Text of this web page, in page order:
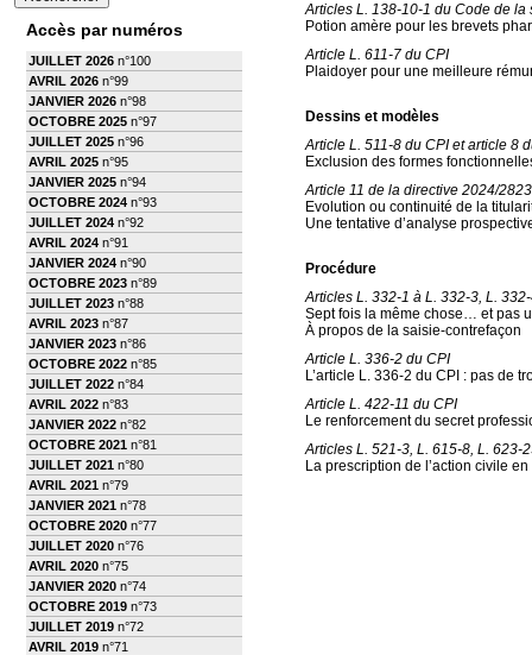
Accès par numéros
JUILLET 2026 n°100
AVRIL 2026 n°99
JANVIER 2026 n°98
OCTOBRE 2025 n°97
JUILLET 2025 n°96
AVRIL 2025 n°95
JANVIER 2025 n°94
OCTOBRE 2024 n°93
JUILLET 2024 n°92
AVRIL 2024 n°91
JANVIER 2024 n°90
OCTOBRE 2023 n°89
JUILLET 2023 n°88
AVRIL 2023 n°87
JANVIER 2023 n°86
OCTOBRE 2022 n°85
JUILLET 2022 n°84
AVRIL 2022 n°83
JANVIER 2022 n°82
OCTOBRE 2021 n°81
JUILLET 2021 n°80
AVRIL 2021 n°79
JANVIER 2021 n°78
OCTOBRE 2020 n°77
JUILLET 2020 n°76
AVRIL 2020 n°75
JANVIER 2020 n°74
OCTOBRE 2019 n°73
JUILLET 2019 n°72
AVRIL 2019 n°71
Articles L. 138-10-1 du Code de
Potion amère pour les brevets
Article L. 611-7 du CPI
Plaidoyer pour une meilleure
Dessins et modèles
Article L. 511-8 du CPI et article 8
Exclusion des formes
Article 11 de la directive 2024/2823
Evolution ou continuité de la
Une tentative d’analyse
Procédure
Articles L. 332-1 à L. 332-3, L.
Sept fois la même chose… et pas
À propos de la saisie-contrefaçon
Article L. 336-2 du CPI
L’article L. 336-2 du CPI : pas de
Article L. 422-11 du CPI
Le renforcement du secret
Articles L. 521-3, L. 615-8, L. 623-
La prescription de l’action civile